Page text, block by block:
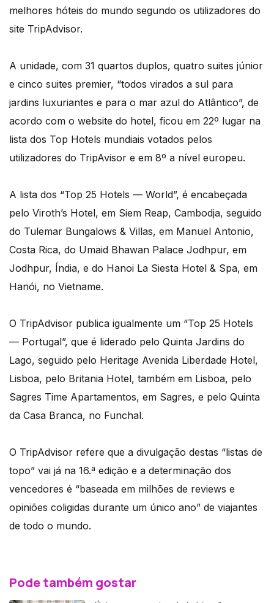
melhores hóteis do mundo segundo os utilizadores do
site TripAdvisor.
A unidade, com 31 quartos duplos, quatro suites júnior
e cinco suites premier, “todos virados a sul para
jardins luxuriantes e para o mar azul do Atlântico”, de
acordo com o website do hotel, ficou em 22º lugar na
lista dos Top Hotels mundiais votados pelos
utilizadores do TripAvisor e em 8º a nível europeu.
A lista dos “Top 25 Hotels — World”, é encabeçada
pelo Viroth’s Hotel, em Siem Reap, Cambodja, seguido
do Tulemar Bungalows & Villas, em Manuel Antonio,
Costa Rica, do Umaid Bhawan Palace Jodhpur, em
Jodhpur, Índia, e do Hanoi La Siesta Hotel & Spa, em
Hanói, no Vietname.
O TripAdvisor publica igualmente um “Top 25 Hotels
— Portugal”, que é liderado pelo Quinta Jardins do
Lago, seguido pelo Heritage Avenida Liberdade Hotel,
Lisboa, pelo Britania Hotel, também em Lisboa, pelo
Sagres Time Apartamentos, em Sagres, e pelo Quinta
da Casa Branca, no Funchal.
O TripAdvisor refere que a divulgação destas “listas de
topo” vai já na 16.ª edição e a determinação dos
vencedores é “baseada em milhões de reviews e
opiniões coligidas durante um único ano” de viajantes
de todo o mundo.
Pode também gostar